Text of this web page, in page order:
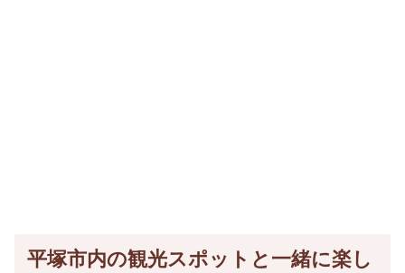
平塚市内の観光スポットと一緒に楽し